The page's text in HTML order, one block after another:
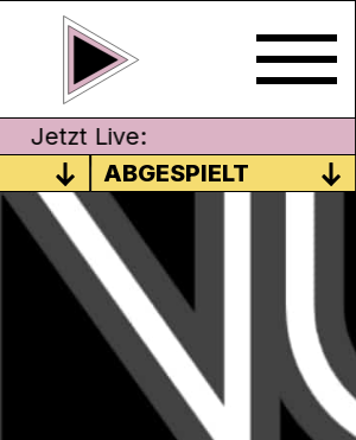
Jetzt Live:
ABGESPIELT
TALK –
CANNABIS
Ausgabe u. a.: